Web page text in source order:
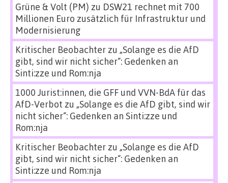
Grüne & Volt (PM) zu DSW21 rechnet mit 700
Millionen Euro zusätzlich für Infrastruktur und
Modernisierung
Kritischer Beobachterzu „Solange es die AfD
gibt, sind wir nicht sicher“: Gedenken an
Sinti:zze und Rom:nja
1000 Jurist:innen, die GFF und VVN-BdA für das
AfD-Verbot zu „Solange es die AfD gibt, sind wir
nicht sicher“: Gedenken an Sinti:zze und
Rom:nja
Kritischer Beobachterzu „Solange es die AfD
gibt, sind wir nicht sicher“: Gedenken an
Sinti:zze und Rom:nja